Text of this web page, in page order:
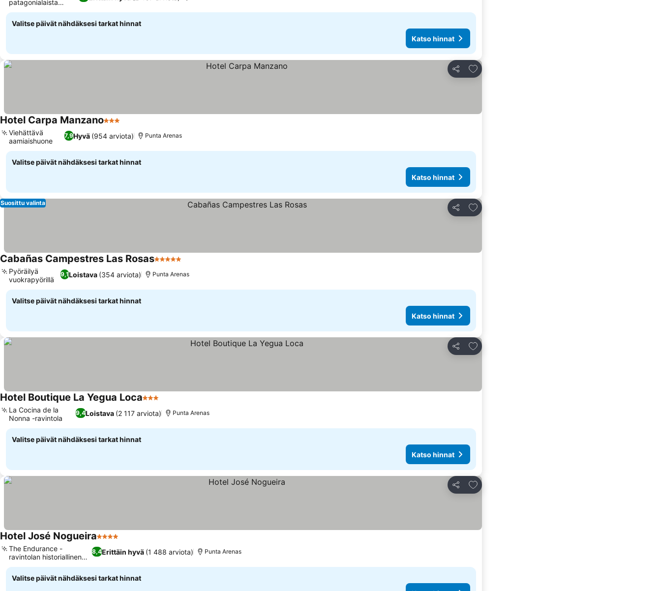
patagonialaista
charmia
Valitse päivät nähdäksesi tarkat hinnat
Katso hinnat
Jaa
Lisää suosikkeihin
Hotel Carpa Manzano3 Tähtiluokitus
7,9Hyvä (954 arviota)
Viehättävä
aamiaishuone
Punta Arenas
Valitse päivät nähdäksesi tarkat hinnat
Katso hinnat
Jaa
Lisää suosikkeihin
Suosittu valinta
Cabañas Campestres Las Rosas5 Tähtiluokitus
9,1Loistava (354 arviota)
Pyöräilyä
vuokrapyörillä
Punta Arenas
Valitse päivät nähdäksesi tarkat hinnat
Katso hinnat
Jaa
Lisää suosikkeihin
Hotel Boutique La Yegua Loca3 Tähtiluokitus
9,4Loistava (2 117 arviota)
La Cocina de la
Nonna -ravintola
Punta Arenas
Valitse päivät nähdäksesi tarkat hinnat
Katso hinnat
Jaa
Lisää suosikkeihin
Hotel José Nogueira4 Tähtiluokitus
8,4Erittäin hyvä (1 488 arviota)
The Endurance -
ravintolan historiallinen
taide
Punta Arenas
Valitse päivät nähdäksesi tarkat hinnat